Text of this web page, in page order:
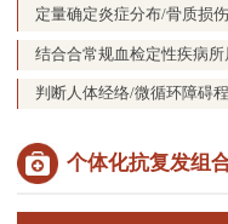
定量确定炎症分布/骨质损
结合合常规血检定性疾病所
判断人体经络/微循环障碍
个体化抗复发组